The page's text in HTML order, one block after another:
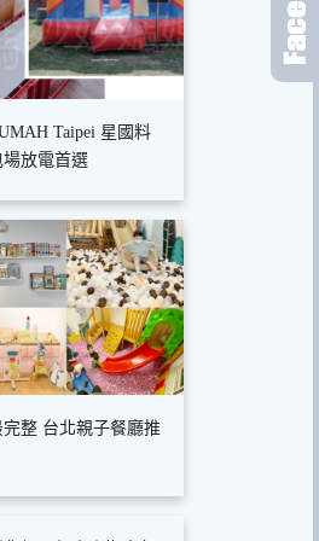
Taipei 星國料
放電首選
完整 台北親子餐廳推